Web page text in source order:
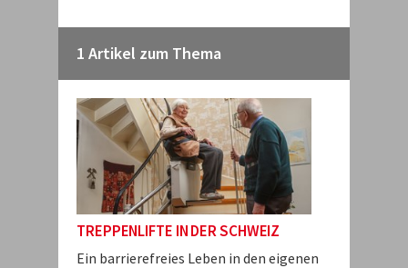
1 Artikel zum Thema
TREPPENLIFTE IN DER SCHWEIZ
Ein barrierefreies Leben in den eigenen